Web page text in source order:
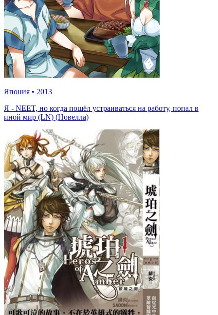
Япония • 2013
Я - NEET, но когда пошёл устраиваться на работу, попал в
иной мир (LN) (Новелла)